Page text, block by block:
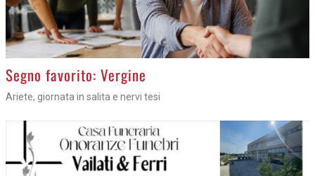
>
Segno favorito: Vergine
Ariete, giornata in salita e nervi tesi